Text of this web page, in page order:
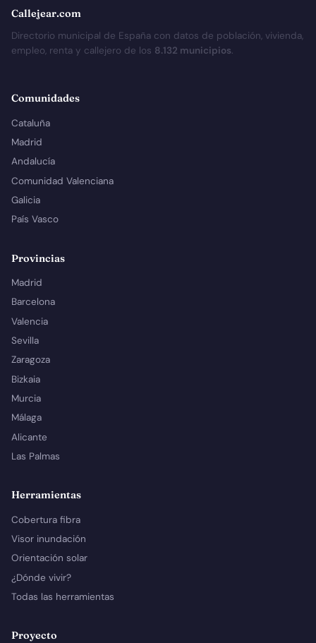
Callejear.com
Directorio municipal de España con datos de población, vivienda,
empleo, renta y callejero de los 8.132 municipios.
Comunidades
Cataluña
Madrid
Andalucía
Comunidad Valenciana
Galicia
País Vasco
Provincias
Madrid
Barcelona
Valencia
Sevilla
Zaragoza
Bizkaia
Murcia
Málaga
Alicante
Las Palmas
Herramientas
Cobertura fibra
Visor inundación
Orientación solar
¿Dónde vivir?
Todas las herramientas
Proyecto